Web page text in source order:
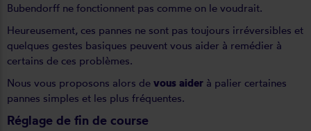
Bubendorff ne fonctionnent pas comme on le voudrait.
Heureusement, ces pannes ne sont pas toujours irréversibles et
quelques gestes basiques peuvent vous aider à remédier à
certains de ces problèmes.
Nous vous proposons alors de vous aider à palier certaines
pannes simples et les plus fréquentes.
Réglage de fin de course